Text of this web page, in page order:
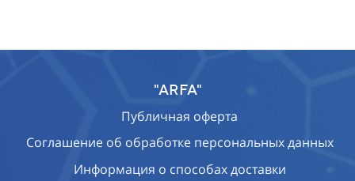
"ARFA"
Публичная оферта
Соглашение об обработке персональных данных
Информация о способах доставки